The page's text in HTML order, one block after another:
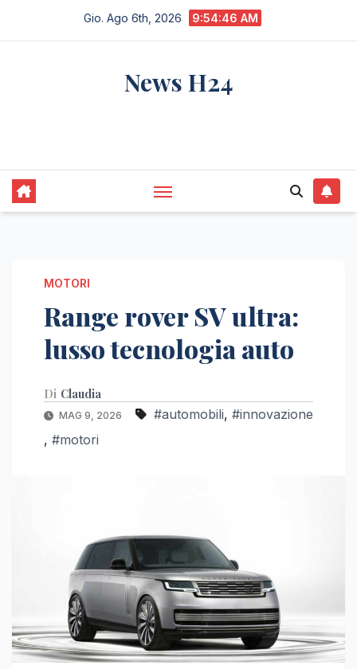
Gio. Ago 6th, 2026 9:54:47 AM
News H24
MOTORI
Range rover SV ultra:
lusso tecnologia auto
Di Claudia
MAG 9, 2026 #automobili, #innovazione
, #motori